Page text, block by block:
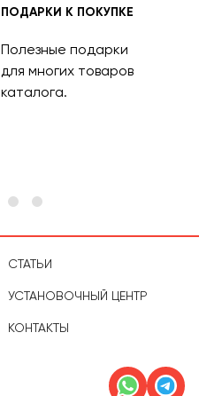
ПОДАРКИ К ПОКУПКЕ
Полезные подарки
для многих товаров
каталога.
СТАТЬИ
УСТАНОВОЧНЫЙ ЦЕНТР
КОНТАКТЫ